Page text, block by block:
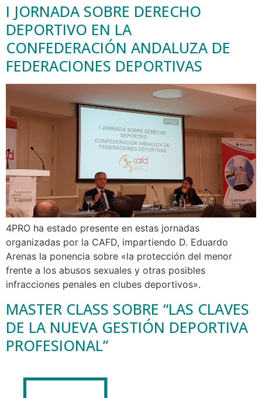
I JORNADA SOBRE DERECHO
DEPORTIVO EN LA
CONFEDERACIÓN ANDALUZA DE
FEDERACIONES DEPORTIVAS
4PRO ha estado presente en estas jornadas
organizadas por la CAFD, impartiendo D. Eduardo
Arenas la ponencia sobre «la protección del menor
frente a los abusos sexuales y otras posibles
infracciones penales en clubes deportivos».
MASTER CLASS SOBRE “LAS CLAVES
DE LA NUEVA GESTIÓN DEPORTIVA
PROFESIONAL”